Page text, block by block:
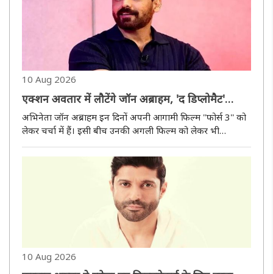
10 Aug 2026
एक्शन अवतार में लौटेंगे जॉन अब्राहम, 'द डिप्लोमैट'
निर्देशक संग फिर करेंगे काम
अभिनेता जॉन अब्राहम इन दिनों अपनी आगामी फिल्म ''फोर्स 3'' को
लेकर चर्चा में हैं। इसी बीच उनकी अगली फिल्म को लेकर भी
निर्देशक शिवम नायर के साथ काम करने जा रहे हैं। दोनों ने इससे पहले
10 Aug 2026